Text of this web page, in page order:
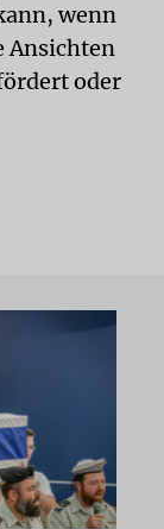
wenn
Ansichten
oder